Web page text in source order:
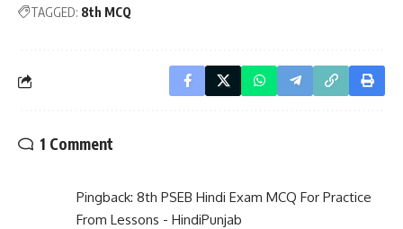
TAGGED: 8th MCQ
1 Comment
Pingback: 8th PSEB Hindi Exam MCQ For Practice
From Lessons - HindiPunjab